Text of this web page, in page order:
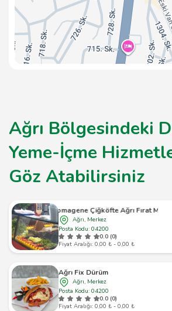
Ağrı Bölgesindeki
Yeme-İçme
Göz Atabilirsiniz
Komagene Çiğköfte Ağrı Fırat Mah.
Ağrı, Merkez
Posta Kodu: 04200
0.0 (0)
Fiyat Aralığı: 0,00 ₺ - 0,00 ₺
Ağrı Fix Dürüm
Ağrı, Merkez
Posta Kodu: 04200
0.0 (0)
Fiyat Aralığı: 0,00 ₺ - 0,00 ₺